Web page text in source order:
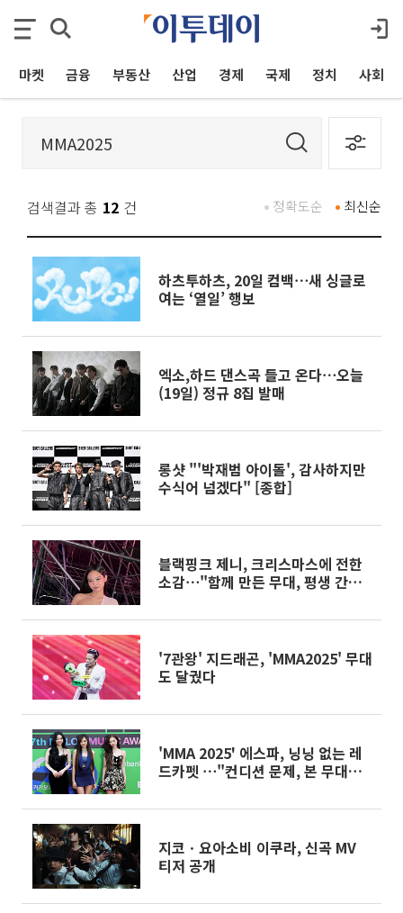
마켓 금융 부동산 산업 경제 국제 정치 사회
검색결과 총 12 건 최신순
정확도순
하츠투하츠, 20일 컴백⋯새 싱글로
여는 ‘열일’ 행보
엑소,하드 댄스곡 들고 온다⋯오늘
(19일) 정규 8집 발매
롱샷 "'박재범 아이돌', 감사하지만
수식어 넘겠다" [종합]
블랙핑크 제니, 크리스마스에 전한
소감⋯"함께 만든 무대, 평생 간직
'7관왕' 지드래곤, 'MMA2025' 무대
도 달궜다
'MMA 2025' 에스파, 닝닝 없는 레
드카펫 ⋯"컨디션 문제, 본 무대는
지코ㆍ요아소비 이쿠라, 신곡 MV
티저 공개